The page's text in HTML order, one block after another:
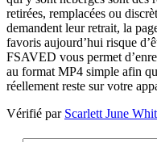
retirées, remplacées ou
demandent leur retrait, la
favoris aujourd’hui risque
FSAVED vous permet
au format MP4 simple afin
réellement reste sur votre
Vérifié par Scarlett June